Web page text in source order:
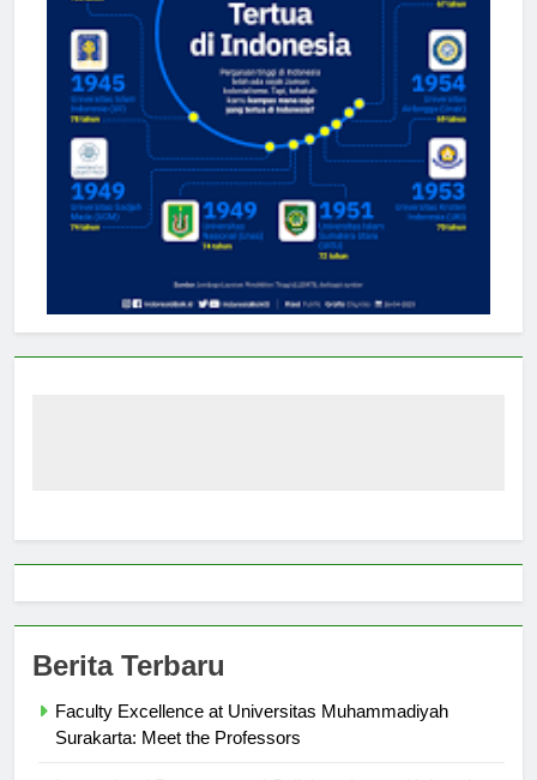
Berita Terbaru
Faculty Excellence at Universitas Muhammadiyah